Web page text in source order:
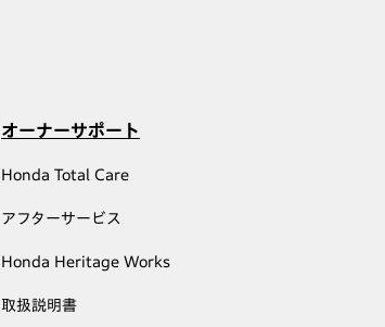
オーナーサポート
Honda Total Care
アフターサービス
Honda Heritage Works
取扱説明書